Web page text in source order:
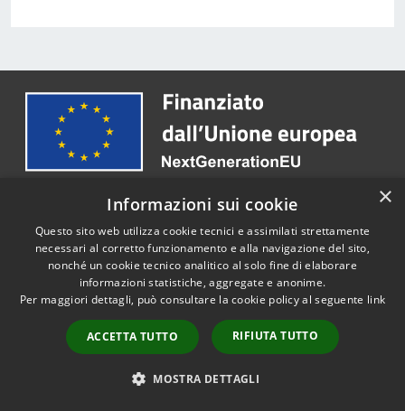
Comune di Olbia
SEGUICI SU
Youtube
×
Informazioni sui cookie
Questo sito web utilizza cookie tecnici e assimilati strettamente
necessari al corretto funzionamento e alla navigazione del sito,
nonché un cookie tecnico analitico al solo fine di elaborare
informazioni statistiche, aggregate e anonime.
Per maggiori dettagli, può consultare la cookie policy al seguente link
ACCETTA TUTTO RIFIUTA TUTTO
MOSTRA DETTAGLI